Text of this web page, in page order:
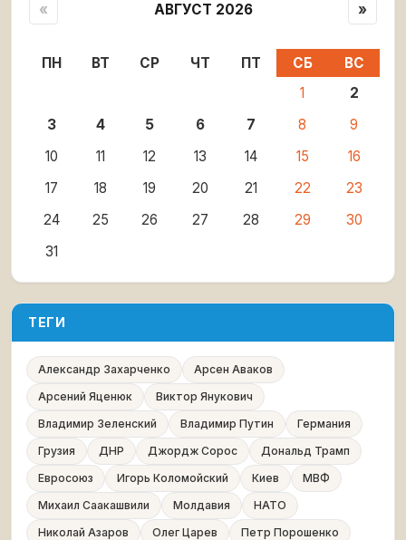
« АВГУСТ 2026 »
ПН ВТ СР ЧТ ПТ СБ
ВС
1
2
3
4 5 6 7 8
9
10
11 12 13 14 15
16
17
18 19 20 21 22
23
24
25 26 27 28 29
30
31
ТЕГИ
Александр Захарченко
Арсен Аваков
Арсений Яценюк
Виктор Янукович
Владимир Зеленский
Владимир Путин
Германия
Грузия
ДНР Джордж Сорос
Дональд Трамп
Евросоюз
Игорь Коломойский Киев
МВФ
Михаил Саакашвили
Молдавия
НАТО
Николай Азаров
Олег Царев
Петр Порошенко